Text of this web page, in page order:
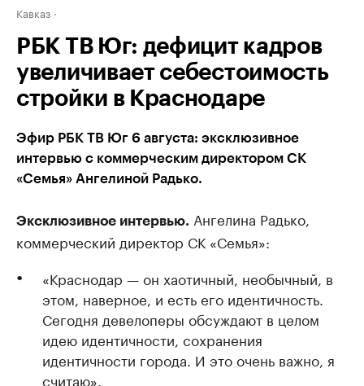
Кавказ
РБК ТВ Юг: дефицит кадров
увеличивает себестоимость
стройки в Краснодаре
Эфир РБК ТВ Юг 6 августа: эксклюзивное
интервью с коммерческим директором СК
«Семья» Ангелиной Радько.
Эксклюзивное интервью. Ангелина Радько,
коммерческий директор СК «Семья»:
«Краснодар — он хаотичный, необычный, в
этом, наверное, и есть его идентичность.
Сегодня девелоперы обсуждают в целом
идею идентичности, сохранения
идентичности города. И это очень важно, я
считаю».